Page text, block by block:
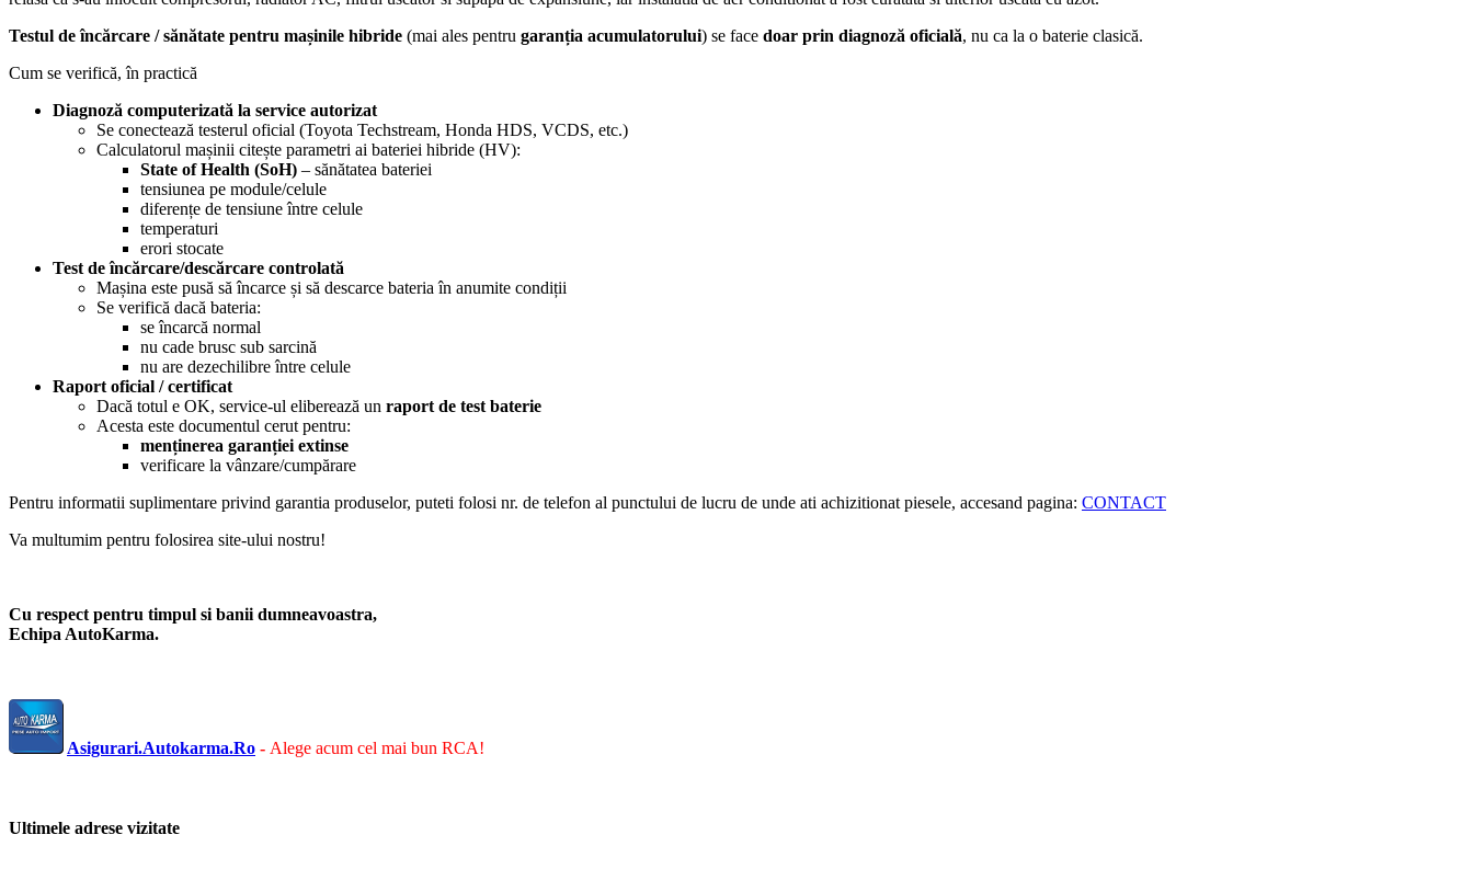
Testul de încărcare / sănătate pentru mașinile hibride (mai ales pentru garanția acumulatorului) se face doar prin diagnoză oficială, nu ca la o baterie clasică.
Cum se verifică, în practică
Diagnoză computerizată la service autorizat
Se conectează testerul oficial (Toyota Techstream, Honda HDS, VCDS, etc.)
Calculatorul mașinii citește parametri ai bateriei hibride (HV):
State of Health (SoH) – sănătatea bateriei
tensiunea pe module/celule
diferențe de tensiune între celule
temperaturi
erori stocate
Test de încărcare/descărcare controlată
Mașina este pusă să încarce și să descarce bateria în anumite condiții
Se verifică dacă bateria:
se încarcă normal
nu cade brusc sub sarcină
nu are dezechilibre între celule
Raport oficial / certificat
Dacă totul e OK, service-ul eliberează un raport de test baterie
Acesta este documentul cerut pentru:
menținerea garanției extinse
verificare la vânzare/cumpărare
Pentru informatii suplimentare privind garantia produselor, puteti folosi nr. de telefon al punctului de lucru de unde ati achizitionat piesele, accesand pagina: CONTACT
Va multumim pentru folosirea site-ului nostru!
Cu respect pentru timpul si banii dumneavoastra,
Echipa AutoKarma.
Asigurari.Autokarma.Ro - Alege acum cel mai bun RCA!
Ultimele adrese vizitate